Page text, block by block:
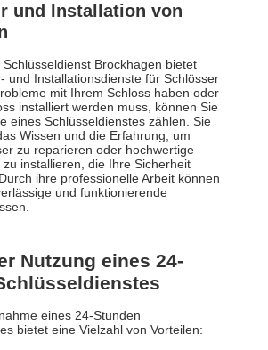
und Installation von
Brockhagen bietet
und Installationsdienste für Schlösser
mit Ihrem Schloss haben oder
installiert werden muss, können Sie
eines Schlüsseldienstes zählen. Sie
Wissen und die Erfahrung, um
zu reparieren oder hochwertige
zu installieren, die Ihre Sicherheit
ihre professionelle Arbeit können
und funktionierende
Nutzung eines 24-
eines 24-Stunden
bietet eine Vielzahl von Vorteilen: